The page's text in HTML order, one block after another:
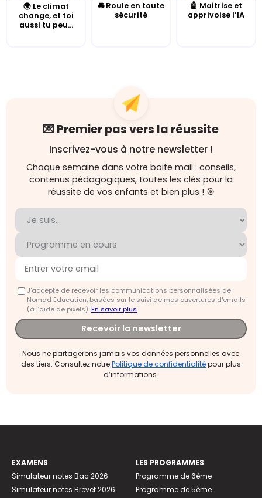
🌍 Le climat
change, et toi
aussi tu peu...
🚘 Roule en toute
sécurité
🤖 Maitrise et
apprivoise l’IA
💌 Premier pas vers la réussite
Inscrivez-vous à notre newsletter !
Chaque semaine dans votre boite mail : conseils,
contenus pédagogiques, toutes les clés pour la
réussite de vos enfants et bien plus ! 🎯
J'accepte de recevoir les communications personnalisées de
Nomad Education, basées sur le suivi de mes ouvertures d'emails
(à l’aide de pixels).En savoir plus
Recevoir la newsletter
Nous ne partagerons jamais vos données personnelles avec
des tiers. Consultez notrePolitique de confidentialitépour plus
d’informations.
EXAMENS
Simulateur notes Bac 2026
Simulateur notes Brevet 2026
LES PROGRAMMES
Programme de 6ème
Programme de 5ème